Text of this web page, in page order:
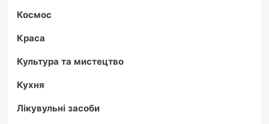
Космос
Краса
Культура та мистецтво
Кухня
Лікувульні засоби